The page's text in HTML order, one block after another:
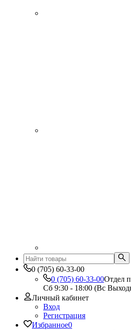
0 (705) 60-33-00
0 (705) 60-33-00Отдел
Сб 9:30 - 18:00 (Вс
Личный кабинет
Вход
Регистрация
Избранное0